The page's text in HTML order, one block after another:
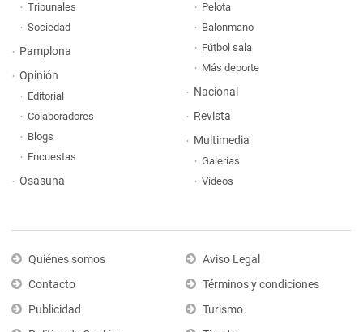
Tribunales
Sociedad
Pamplona
Opinión
Editorial
Colaboradores
Blogs
Encuestas
Osasuna
Pelota
Balonmano
Fútbol sala
Más deporte
Nacional
Revista
Multimedia
Galerías
Vídeos
Quiénes somos
Contacto
Publicidad
Aviso Legal
Términos y condiciones
Turismo